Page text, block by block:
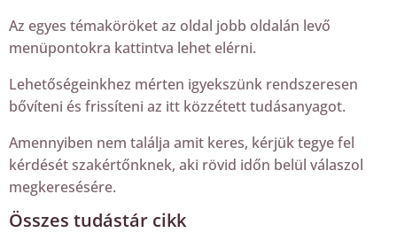
Az egyes témaköröket az oldal jobb oldalán levő
menüpontokra kattintva lehet elérni.
Lehetőségeinkhez mérten igyekszünk rendszeresen
bővíteni és frissíteni az itt közzétett tudásanyagot.
Amennyiben nem találja amit keres, kérjük tegye fel
kérdését szakértőnknek, aki rövid időn belül válaszol
megkeresésére.
Összes tudástár cikk